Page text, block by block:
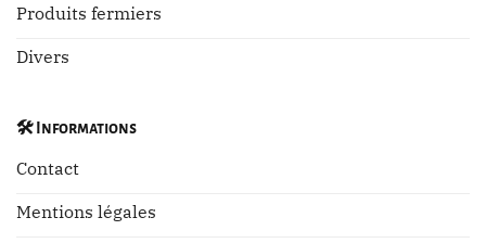
Produits fermiers
Divers
🛠️Informations
Contact
Mentions légales